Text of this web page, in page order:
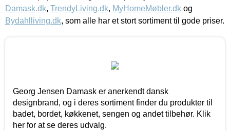
Damask.dk, TrendyLiving.dk, MyHomeMøbler.dk og
Bydahlliving.dk, som alle har et stort sortiment til gode priser.
Georg Jensen Damask er anerkendt dansk
designbrand, og i deres sortiment finder du produkter til
badet, bordet, køkkenet, sengen og andet tilbehør. Klik
her for at se deres udvalg.